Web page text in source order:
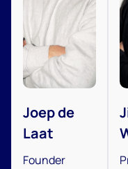
Joep de
Laat
Founder